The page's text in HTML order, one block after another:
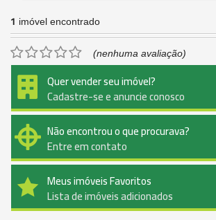
1 imóvel encontrado
(nenhuma avaliação)
Quer vender seu imóvel?
Cadastre-se e anuncie conosco
Não encontrou o que procurava?
Entre em contato
Meus imóveis Favoritos
Lista de imóveis adicionados